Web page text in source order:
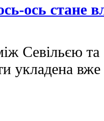
ось стане
Севільєю
укладена вже